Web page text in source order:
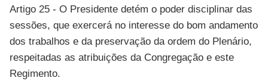
Artigo 25 - O Presidente detém o poder disciplinar das
sessões, que exercerá no interesse do bom andamento
dos trabalhos e da preservação da ordem do Plenário,
respeitadas as atribuições da Congregação e este
Regimento.